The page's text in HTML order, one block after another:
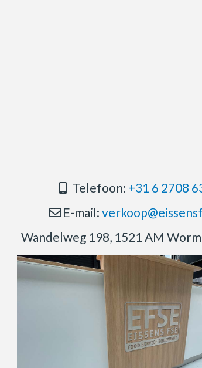
Telefoon: +31 6 2708
E-mail:
Wandelweg 198, 1521 AM